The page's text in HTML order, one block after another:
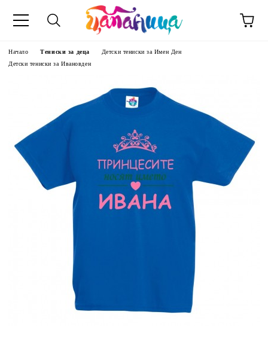
Начало Тениски за деца
Детски тениски за Имен Ден
Детски тениски за Ивановден